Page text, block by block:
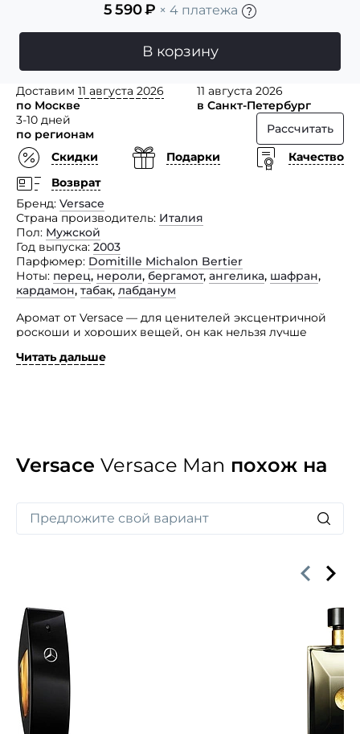
5 590₽ × 4 платежа
В корзину
Доставим 11 августа 2026
по Москве
11 августа 2026
в Санкт-Петербург
3-10 дней
по регионам
Рассчитать
Скидки
Подарки
Качество
Возврат
Бренд Versace
Страна производитель Италия
Пол Мужской
Год выпуска 2003
Парфюмер Domitille Michalon Bertier
Ноты перец, нероли, бергамот, ангелика, шафран,
кардамон, табак, лабданум
Аромат от Versace — для ценителей эксцентричной
роскоши и хороших вещей, он как нельзя лучше
и кардамона сплетается с теплым и чувственным
шлейфом листьев табака, амбры и кашмирового
Читать дальше
Versace Versace Man похож на